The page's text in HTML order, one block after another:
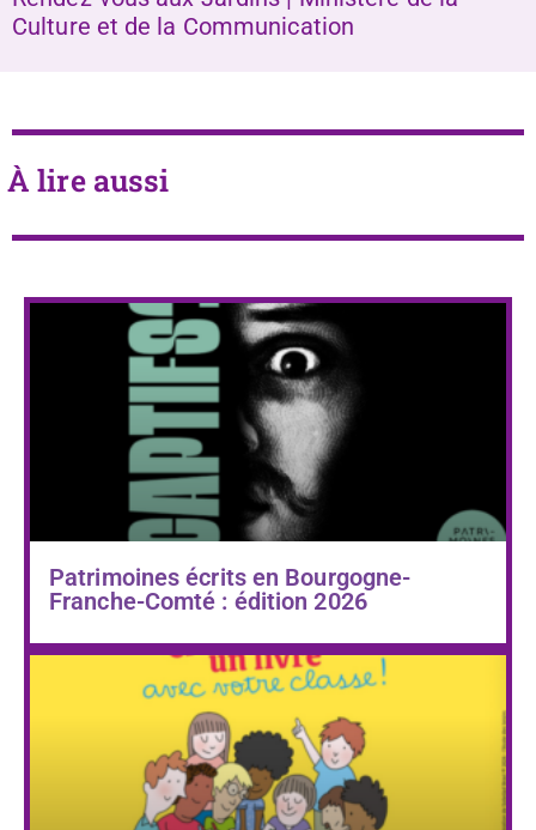
Culture et de la Communication
À lire aussi
Patrimoines écrits en Bourgogne-
Franche-Comté : édition 2026